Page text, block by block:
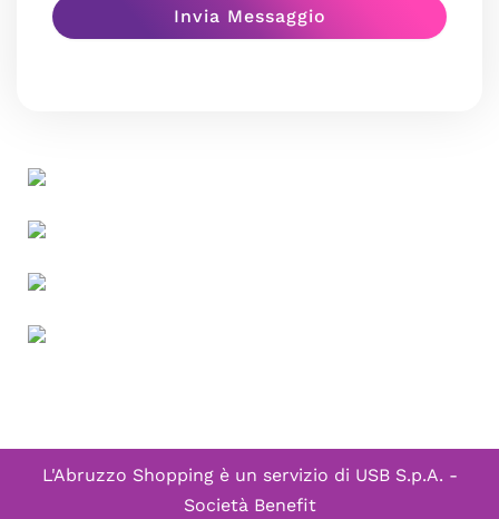
L'Abruzzo Shopping è un servizio di USB S.p.A. -
Società Benefit